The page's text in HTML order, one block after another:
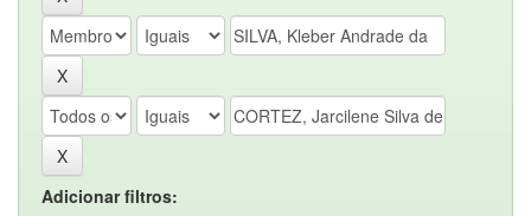
Adicionar filtros: